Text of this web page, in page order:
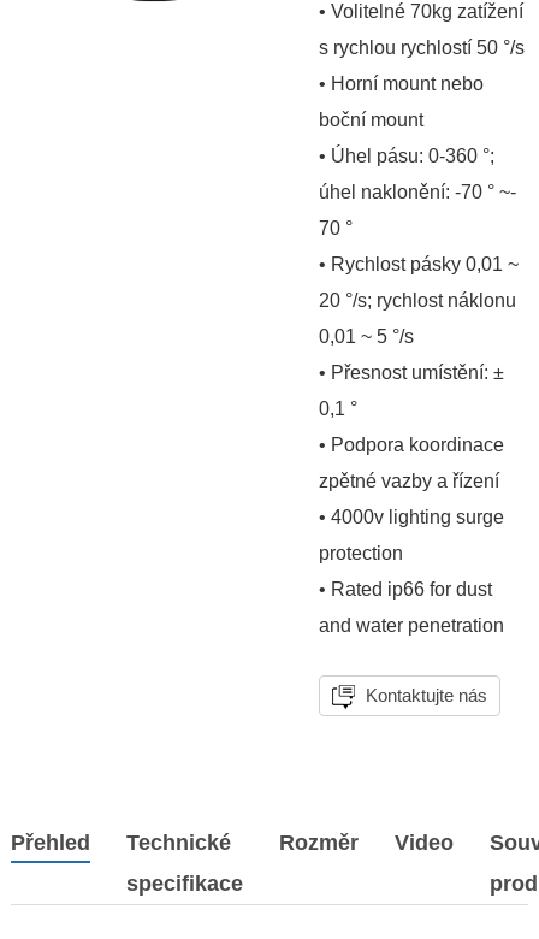
• Volitelné 70kg zatížení
s rychlou rychlostí 50 °/s
• Horní mount nebo
boční mount
• Úhel pásu: 0-360 °;
úhel naklonění: -70 ° ~-
70 °
• Rychlost pásky 0,01 ~
20 °/s; rychlost náklonu
0,01 ~ 5 °/s
• Přesnost umístění: ±
0,1 °
• Podpora koordinace
zpětné vazby a řízení
• 4000v lighting surge
protection
• Rated ip66 for dust
and water penetration
Kontaktujte nás
Přehled
Technické
specifikace
Rozměr Video